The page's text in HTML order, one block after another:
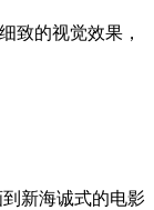
致的视觉效果，
新海诚式的电影